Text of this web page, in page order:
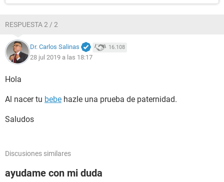
RESPUESTA 2 / 2
Dr. Carlos Salinas 16.108
28 jul 2019 a las 18:17
Hola
Al nacer tu bebe hazle una prueba de paternidad.
Saludos
Discusiones similares
ayudame con mi duda